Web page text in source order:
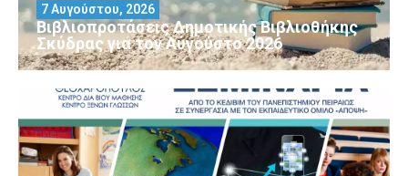
Βιβλιοπροτάσεις Δημοτικής Βιβλιοθήκης
Σκύδρας για τον Αύγούστο 2026
7 Αυγούστου, 2026